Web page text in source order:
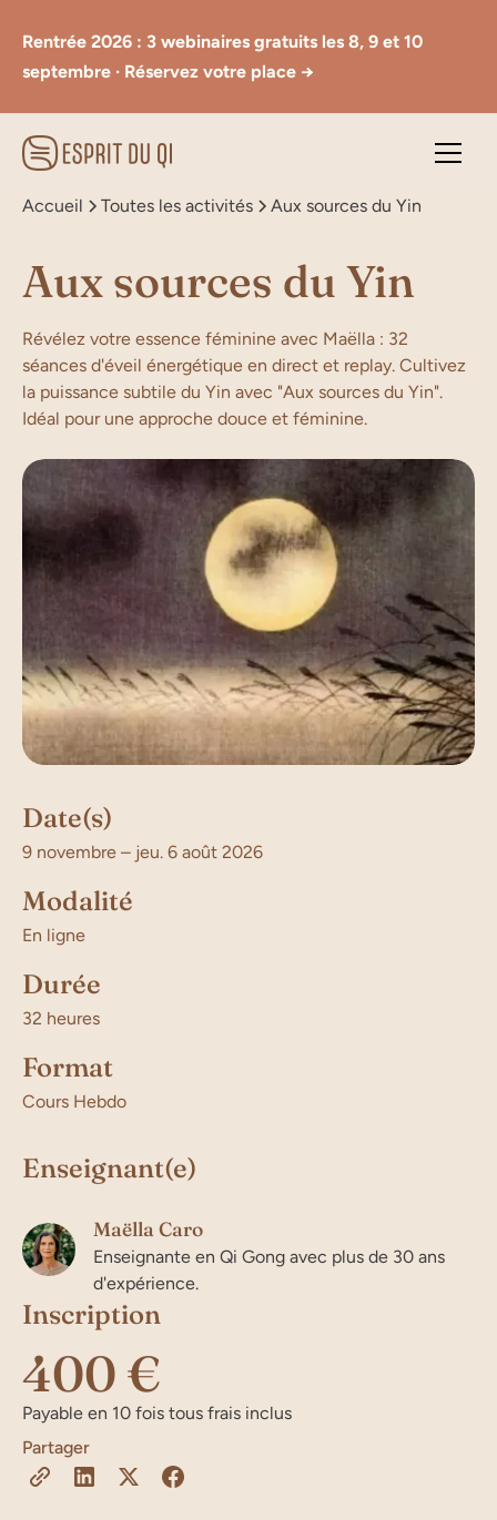
Rentrée 2026 : 3 webinaires gratuits les 8, 9 et 10
septembre · Réservez votre place →
Accueil Toutes les activités Aux sources du Yin
Aux sources du Yin
Révélez votre essence féminine avec Maëlla : 32
séances d'éveil énergétique en direct et replay. Cultivez
la puissance subtile du Yin avec "Aux sources du Yin".
Idéal pour une approche douce et féminine.
Date(s)
9 novembre – jeu. 6 août 2026
Modalité
En ligne
Durée
32 heures
Format
Cours Hebdo
Enseignant(e)
Maëlla Caro
Enseignante en Qi Gong avec plus de 30 ans
d'expérience.
Inscription
400 €
Payable en 10 fois tous frais inclus
Partager